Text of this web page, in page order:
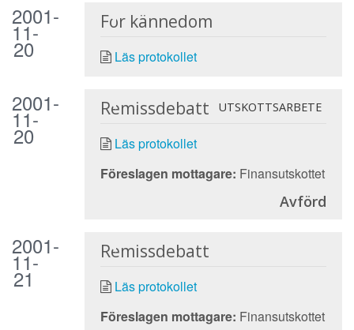
2001-
11-
20
För kännedom
Läs protokollet
2001-
11-
20
Remissdebatt UTSKOTTSARBETE
Läs protokollet
Föreslagen mottagare: Finansutskottet
Avförd
2001-
11-
21
Remissdebatt
Läs protokollet
Föreslagen mottagare: Finansutskottet